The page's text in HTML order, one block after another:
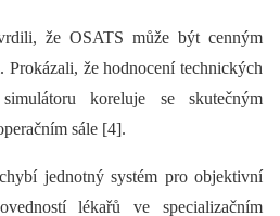
že OSATS může být cenným
že hodnocení technických
koreluje se skutečným
sále [4].
jednotný systém pro objektivní
lékařů ve specializačním